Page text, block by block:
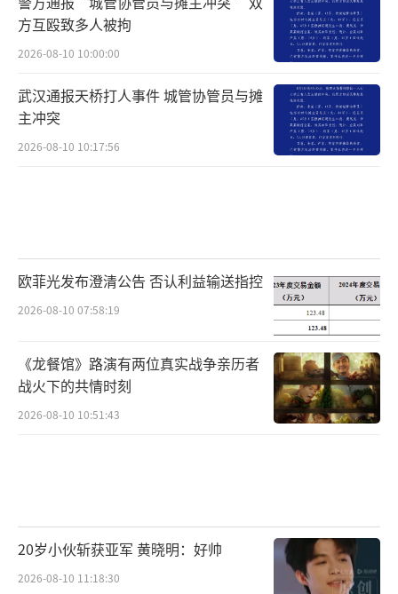
方互殴致多人被拘
2026-08-10 10:00:00
武汉通报天桥打人事件 城管协管员与摊
主冲突
2026-08-10 10:17:56
欧菲光发布澄清公告 否认利益输送指控
2026-08-10 07:58:19
《龙餐馆》路演有两位真实战争亲历者
战火下的共情时刻
2026-08-10 10:51:43
20岁小伙斩获亚军 黄晓明：好帅
2026-08-10 11:18:30